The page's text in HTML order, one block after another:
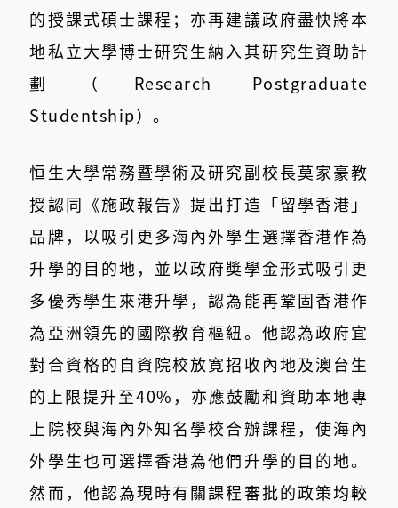
的授課式碩士課程；亦再建議政府盡快將本
地私立大學博士研究生納入其研究生資助計
劃（Research Postgraduate
Studentship）。
恒生大學常務暨學術及研究副校長莫家豪教
授認同《施政報告》提出打造「留學香港」
品牌，以吸引更多海內外學生選擇香港作為
升學的目的地，並以政府獎學金形式吸引更
多優秀學生來港升學，認為能再鞏固香港作
為亞洲領先的國際教育樞紐。他認為政府宜
對合資格的自資院校放寛招收內地及澳台生
的上限提升至40%，亦應鼓勵和資助本地專
上院校與海內外知名學校合辦課程，使海內
外學生也可選擇香港為他們升學的目的地。
然而，他認為現時有關課程審批的政策均較